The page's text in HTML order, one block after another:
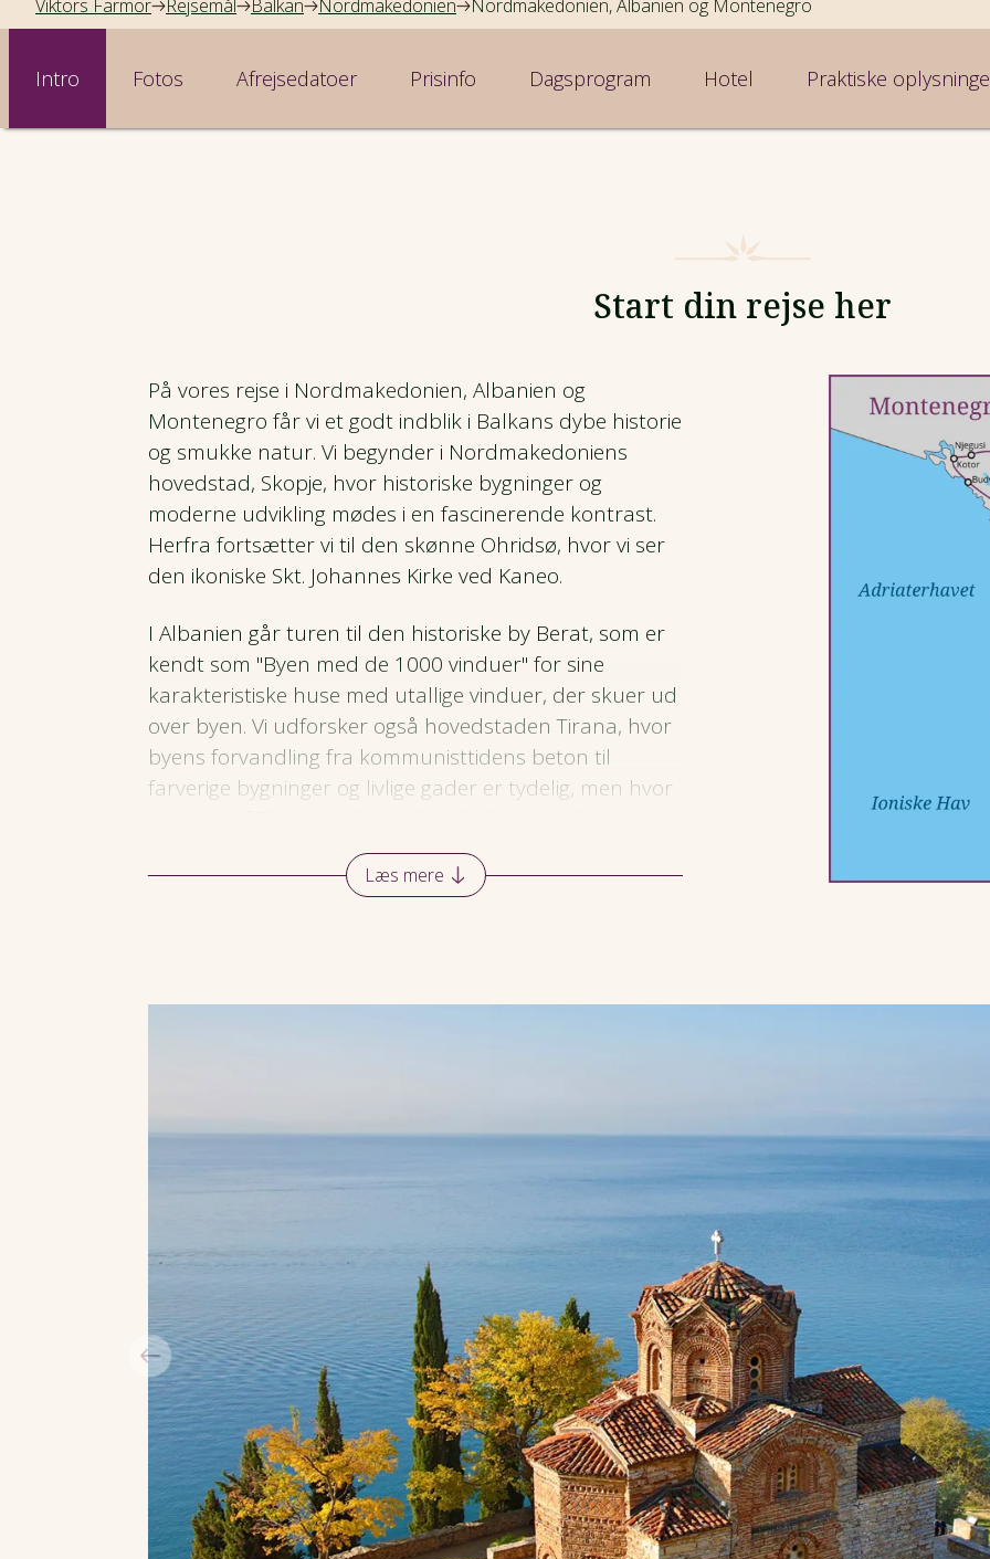
Viktors Farmor Rejsemål Balkan Nordmakedonien Nordmakedonien, Albanien og Montenegro
Intro Fotos Afrejsedatoer Prisinfo Dagsprogram Hotel Praktiske
Start din rejse her
På vores rejse i Nordmakedonien, Albanien og
Montenegro får vi et godt indblik i Balkans dybe historie
og smukke natur. Vi begynder i Nordmakedoniens
hovedstad, Skopje, hvor historiske bygninger og
moderne udvikling mødes i en fascinerende kontrast.
Herfra fortsætter vi til den skønne Ohridsø, hvor vi ser
den ikoniske Skt. Johannes Kirke ved Kaneo.
I Albanien går turen til den historiske by Berat, som er
kendt som "Byen med de 1000 vinduer" for sine
karakteristiske huse med utallige vinduer, der skuer ud
over byen. Vi udforsker også hovedstaden Tirana, hvor
byens forvandling fra kommunisttidens beton til
farverige bygninger og livlige gader er tydelig, men hvor
Rejsen afsluttes i Montenegro, hvor vi sejler på Balkans
fjordens bjerglandskab.
Læs mere